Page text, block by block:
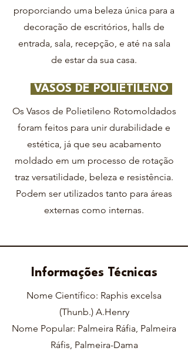
proporciando uma beleza única para a
decoração de escritórios, halls de
entrada, sala, recepção, e até na sala
de estar da sua casa.
VASOS DE POLIETILENO
Os Vasos de Polietileno Rotomoldados
foram feitos para unir durabilidade e
estética, já que seu acabamento
moldado em um processo de rotação
traz versatilidade, beleza e resistência.
Podem ser utilizados tanto para áreas
externas como internas.
Informações Técnicas
Nome Científico: Raphis excelsa
(Thunb.) A.Henry
Nome Popular: Palmeira Ráfia, Palmeira
Ráfis, Palmeira-Dama